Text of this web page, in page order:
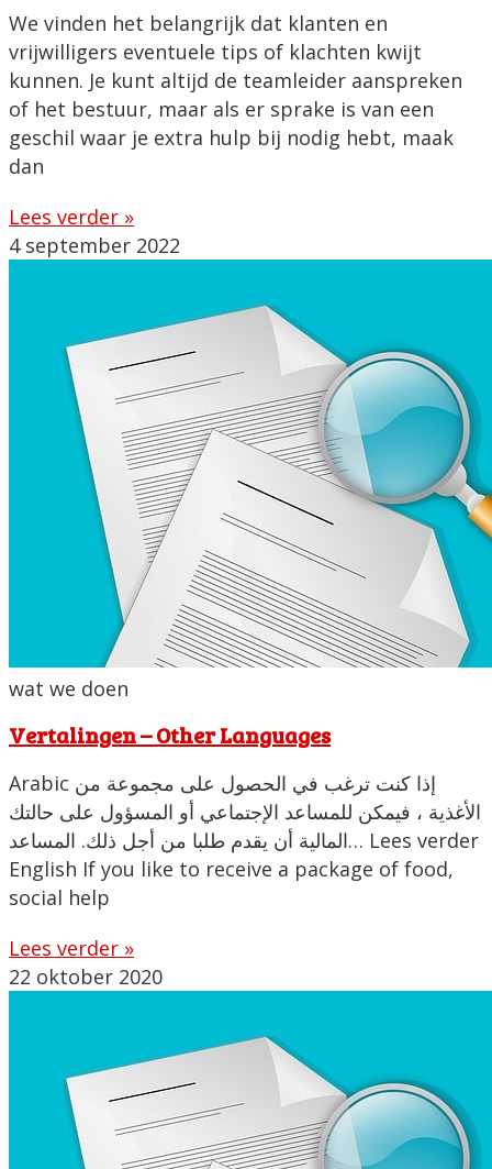
We vinden het belangrijk dat klanten en
vrijwilligers eventuele tips of klachten kwijt
kunnen. Je kunt altijd de teamleider aanspreken
of het bestuur, maar als er sprake is van een
geschil waar je extra hulp bij nodig hebt, maak
dan
Lees verder »
4 september 2022
wat we doen
Vertalingen – Other Languages
Arabic إذا كنت ترغب في الحصول على مجموعة من
الأغذية ، فيمكن للمساعد الإجتماعي أو المسؤول على حالتك
المالية أن يقدم طلبا من أجل ذلك. المساعد… Lees verder
English If you like to receive a package of food,
social help
Lees verder »
22 oktober 2020